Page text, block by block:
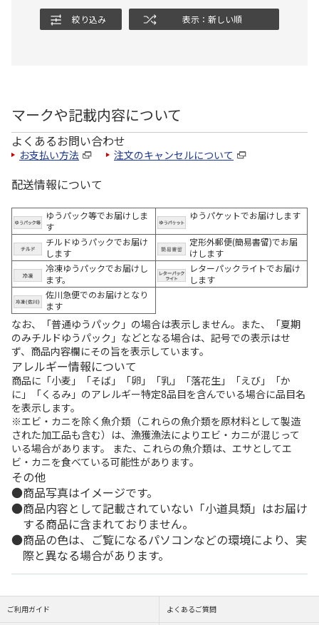
絞り込み 表示：新しい順
マークや記載内容について
よくあるお問い合わせ
お支払い方法 注文のキャンセルについて
配送情報について
ゆうパック等でお届けしま
す
ゆうパケットでお届けします
チルドゆうパックでお届け
します
定形外郵便(簡易書留)でお届
けします
冷凍ゆうパックでお届けし
ます。
レターパックライトでお届け
します
佐川急便でのお届けとなり
ます
なお、「普通ゆうパック」の場合は表示しません。また、「夏期
のみチルドゆうパック」などとなる場合は、記号での表示はせ
ず、商品内容欄にその旨を表示しています。
アレルギー情報について
商品に「小麦」「そば」「卵」「乳」「落花生」「えび」「か
に」「くるみ」のアレルギー特定8品目を含んでいる場合に品目名
を表示します。
※エビ・カニを除く魚介類（これらの魚介類を原材料として製造
された加工品も含む）は、漁獲漁法によりエビ・カニが混じって
いる場合があります。 また、これらの魚介類は、エサとしてエ
ビ・カニを食べている可能性があります。
その他
商品写真はイメージです。
商品内容として記載されていない「小道具類」はお届け
する商品に含まれておりません。
商品の色は、ご覧になるパソコンなどの環境により、実
際と異なる場合があります。
ご利用ガイド よくあるご質問